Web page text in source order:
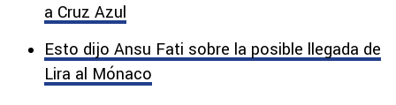
a Cruz Azul
Esto dijo Ansu Fati sobre la posible llegada de
Lira al Mónaco